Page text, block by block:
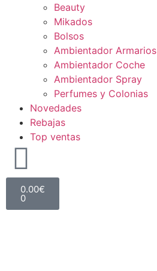
Beauty
Mikados
Bolsos
Ambientador Armarios
Ambientador Coche
Ambientador Spray
Perfumes y Colonias
Novedades
Rebajas
Top ventas
0.00€
0